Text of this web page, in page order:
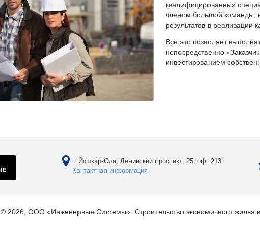
квалифицированных
членом большой команды,
результатов в реализации
Все это позволяет
непосредственно
инвестированием
г. Йошкар-Ола, Ленинский проспект, 25, оф. 213
Контактная информация
© 2026, ООО «Инженерные Системы». Строительство экономичного